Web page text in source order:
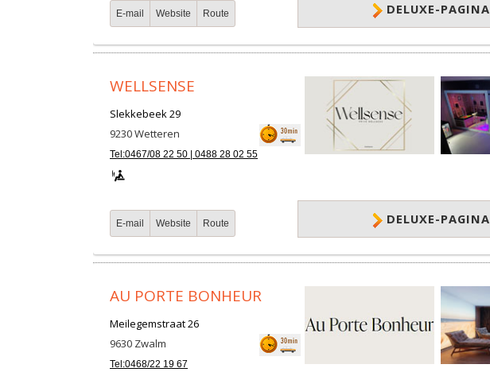
E-mail Website Route DELUXE-PAGINA
WELLSENSE
Slekkebeek 29
9230Wetteren
Tel:0467/08 22 50 | 0488 28 02 55
E-mail Website Route DELUXE-PAGINA
AU PORTE BONHEUR
Meilegemstraat 26
9630 Zwalm
Tel:0468/22 19 67